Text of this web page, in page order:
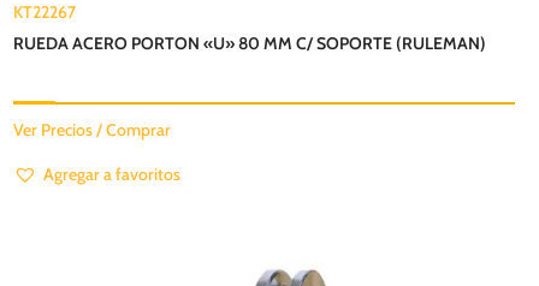
KT22267
RUEDA ACERO PORTON «U» 80 MM C/ SOPORTE (RULEMAN)
Ver Precios / Comprar
Agregar a favoritos